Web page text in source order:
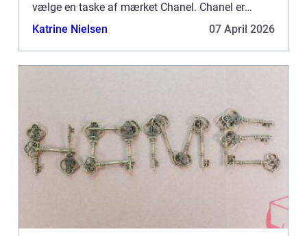
vælge en taske af mærket Chanel. Chanel er
garant for den h&os...
Katrine Nielsen 07 April 2026